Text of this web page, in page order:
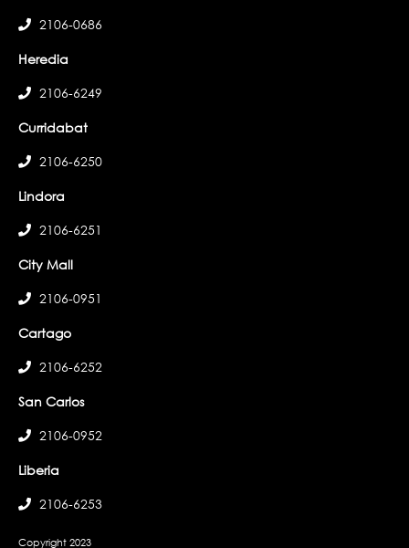
2106-0686
Heredia
2106-6249
Curridabat
2106-6250
Lindora
2106-6251
City Mall
2106-0951
Cartago
2106-6252
San Carlos
2106-0952
Liberia
2106-6253
Copyright 2023